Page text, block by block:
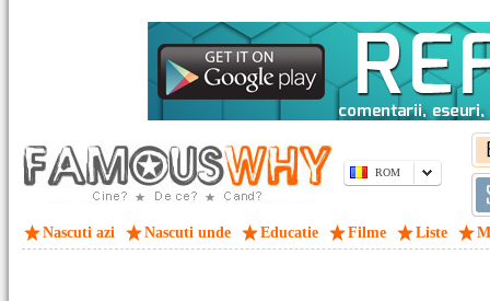
ROM
Nascuti azi Nascuti unde Educatie Filme Liste